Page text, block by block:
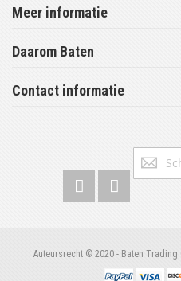
Meer informatie
Daarom Baten
Contact informatie
Abonneer
Auteursrecht © 2020 - Baten Trading